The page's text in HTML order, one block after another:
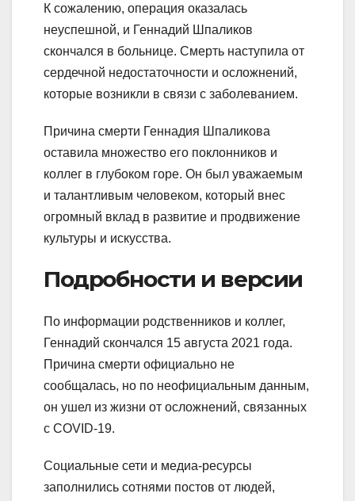
К сожалению, операция оказалась
неуспешной, и Геннадий Шпаликов
скончался в больнице. Смерть наступила от
сердечной недостаточности и осложнений,
которые возникли в связи с заболеванием.
Причина смерти Геннадия Шпаликова
оставила множество его поклонников и
коллег в глубоком горе. Он был уважаемым
и талантливым человеком, который внес
огромный вклад в развитие и продвижение
культуры и искусства.
Подробности и версии
По информации родственников и коллег,
Геннадий скончался 15 августа 2021 года.
Причина смерти официально не
сообщалась, но по неофициальным данным,
он ушел из жизни от осложнений, связанных
с COVID-19.
Социальные сети и медиа-ресурсы
заполнились сотнями постов от людей,